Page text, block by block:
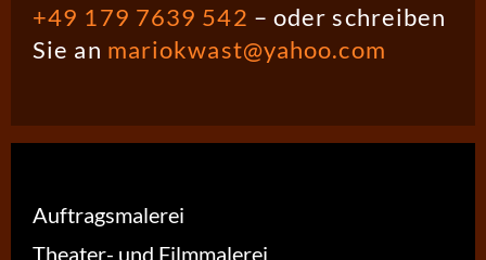
+49 179 7639 542 – oder schreiben
Sie an mariokwast@yahoo.com
Auftragsmalerei
Theater- und Filmmalerei